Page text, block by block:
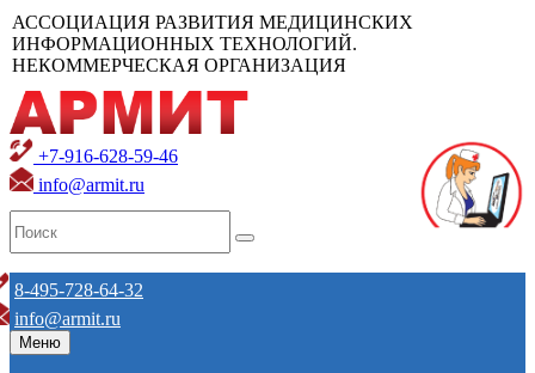
АССОЦИАЦИЯ РАЗВИТИЯ МЕДИЦИНСКИХ
ИНФОРМАЦИОННЫХ ТЕХНОЛОГИЙ.
НЕКОММЕРЧЕСКАЯ ОРГАНИЗАЦИЯ
+7-916-628-59-46
info@armit.ru
8-495-728-64-32
info@armit.ru
Меню